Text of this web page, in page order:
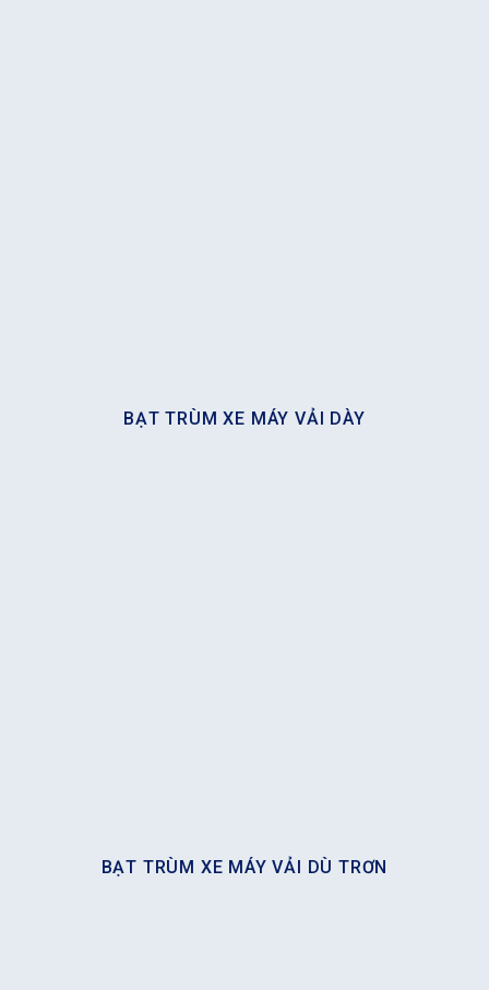
BẠT TRÙM XE MÁY VẢI DÀY
BẠT TRÙM XE MÁY VẢI DÙ TRƠN